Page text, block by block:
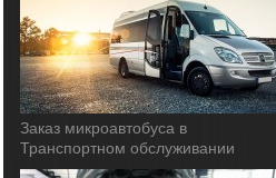
Заказ микроавтобуса в
Транспортном обслуживании